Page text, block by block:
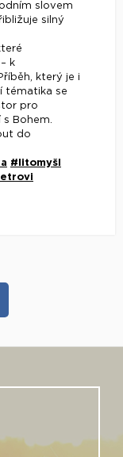
slovem
silný
k
který je i
tématika se
pro
Bohem.
do
#litomyšl